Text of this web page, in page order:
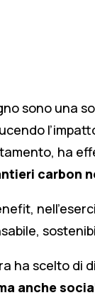
sono una
ha
carbon
ha scelto di
anche